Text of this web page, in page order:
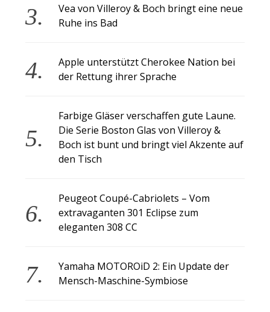
Vea von Villeroy & Boch bringt eine neue
Ruhe ins Bad
Apple unterstützt Cherokee Nation bei
der Rettung ihrer Sprache
Farbige Gläser verschaffen gute Laune.
Die Serie Boston Glas von Villeroy &
Boch ist bunt und bringt viel Akzente auf
den Tisch
Peugeot Coupé-Cabriolets – Vom
extravaganten 301 Eclipse zum
eleganten 308 CC
Yamaha MOTOROiD 2: Ein Update der
Mensch-Maschine-Symbiose